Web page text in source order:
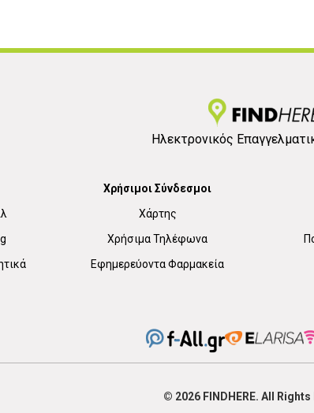
Ηλεκτρονικός
Χρήσιμοι Σύνδεσμοι
Χάρτης
Χρήσιμα Τηλέφωνα
Εφημερεύοντα Φαρμακεία
© 2026 FIND HERE. All